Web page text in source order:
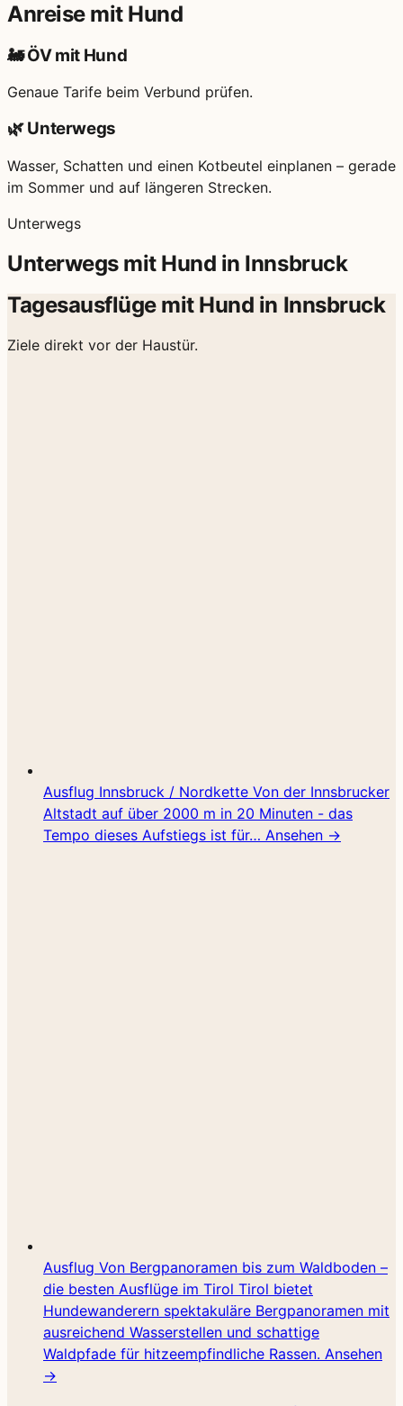
Anreise mit Hund
🚂ÖV mit Hund
Genaue Tarife beim Verbund prüfen.
🌿Unterwegs
Wasser, Schatten und einen Kotbeutel einplanen – gerade
im Sommer und auf längeren Strecken.
Unterwegs
Unterwegs mit Hund in Innsbruck
Tagesausflüge mit Hund in Innsbruck
Ziele direkt vor der Haustür.
Ausflug Innsbruck / Nordkette Von der Innsbrucker
Altstadt auf über 2000 m in 20 Minuten - das
Tempo dieses Aufstiegs ist für… Ansehen →
Ausflug Von Bergpanoramen bis zum Waldboden –
die besten Ausflüge im Tirol Tirol bietet
Hundewanderern spektakuläre Bergpanoramen mit
ausreichend Wasserstellen und schattige
Waldpfade für hitzeempfindliche Rassen. Ansehen
→